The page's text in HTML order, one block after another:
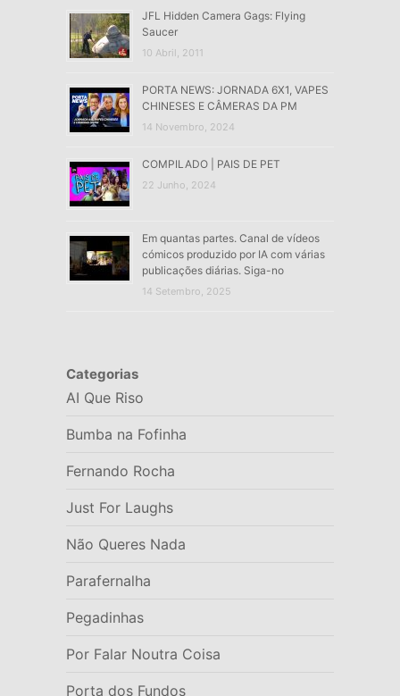
JFL Hidden Camera Gags: Flying
Saucer
10 Abril, 2011
PORTA NEWS: JORNADA 6X1, VAPES
CHINESES E CÂMERAS DA PM
14 Novembro, 2024
COMPILADO | PAIS DE PET
22 Junho, 2024
Em quantas partes. Canal de vídeos
cómicos produzido por IA com várias
publicações diárias. Siga-no
14 Setembro, 2025
Categorias
AI Que Riso
Bumba na Fofinha
Fernando Rocha
Just For Laughs
Não Queres Nada
Parafernalha
Pegadinhas
Por Falar Noutra Coisa
Porta dos Fundos